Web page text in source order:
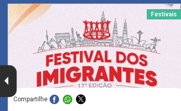
Festivais
Compartilhe